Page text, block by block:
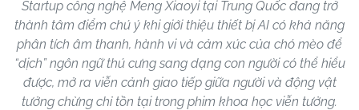
Startup công nghệ Meng Xiaoyi tại Trung Quốc đang trở
thành tâm điểm chú ý khi giới thiệu thiết bị AI có khả năng
phân tích âm thanh, hành vi và cảm xúc của chó mèo để
“dịch” ngôn ngữ thú cưng sang dạng con người có thể hiểu
được, mở ra viễn cảnh giao tiếp giữa người và động vật
tưởng chừng chỉ tồn tại trong phim khoa học viễn tưởng.